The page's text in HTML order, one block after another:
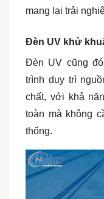
mang lại trải
Đèn UV khử
Đèn UV cũng
trình duy trì
chất, với khả
toàn mà không
thống.